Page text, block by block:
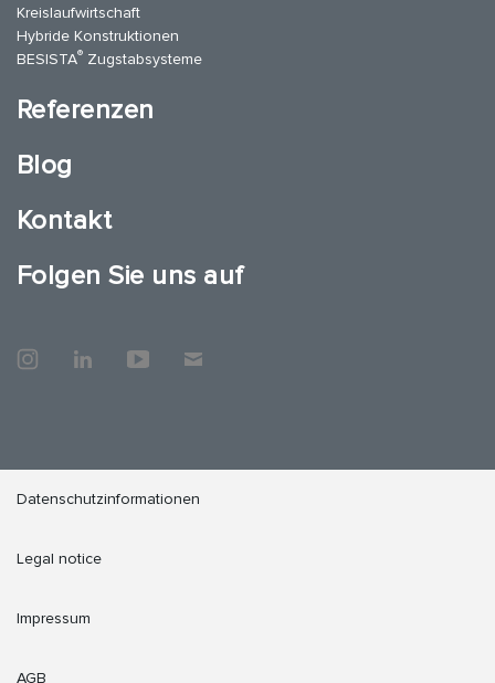
Kreislaufwirtschaft
Hybride Konstruktionen
BESISTA® Zugstabsysteme
Referenzen
Blog
Kontakt
Folgen Sie uns auf
Datenschutzinformationen
Legal notice
Impressum
AGB